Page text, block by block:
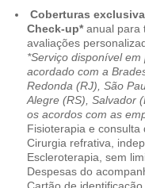
Coberturas
Check-up*anual para
avaliações
*Serviço disponível
acordado com a
Redonda (RJ), São
Alegre (RS), Salvador
os acordos com as
Fisioterapia e
Cirurgia refrativa,
Escleroterapia, sem
Despesas do
Cartão de